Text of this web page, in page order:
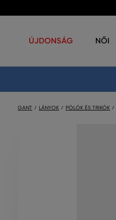
ÚJDONSÁG NŐI
GANT LÁNYOK PÓLÓK ÉS TRIKÓK